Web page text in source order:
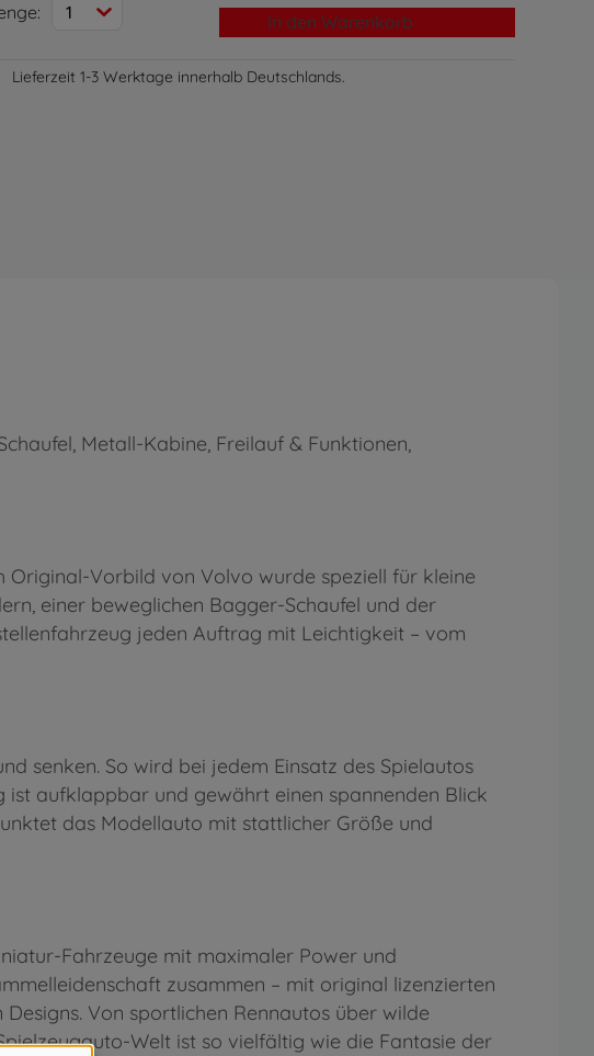
1 In den Warenkorb
Lieferzeit 1-3 Werktage innerhalb Deutschlands.
Metall-Kabine, Freilauf & Funktionen,
Original-Vorbild von Volvo wurde speziell für kleine
einer beweglichen Bagger-Schaufel und der
jeden Auftrag mit Leichtigkeit – vom
senken. So wird bei jedem Einsatz des Spielautos
aufklappbar und gewährt einen spannenden Blick
das Modellauto mit stattlicher Größe und
Fahrzeuge mit maximaler Power und
zusammen – mit original lizenzierten
Von sportlichen Rennautos über wilde
Welt ist so vielfältig wie die Fantasie der